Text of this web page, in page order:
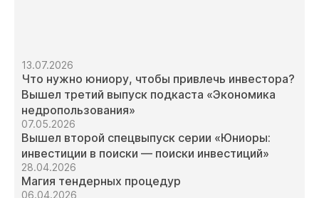
13.07.2026
Что нужно юниору, чтобы привлечь инвестора?
Вышел третий выпуск подкаста «Экономика
недропользования»
07.05.2026
Вышел второй спецвыпуск серии «Юниоры:
инвестиции в поиски — поиски инвестиций»
28.04.2026
Магия тендерных процедур
06.04.2026